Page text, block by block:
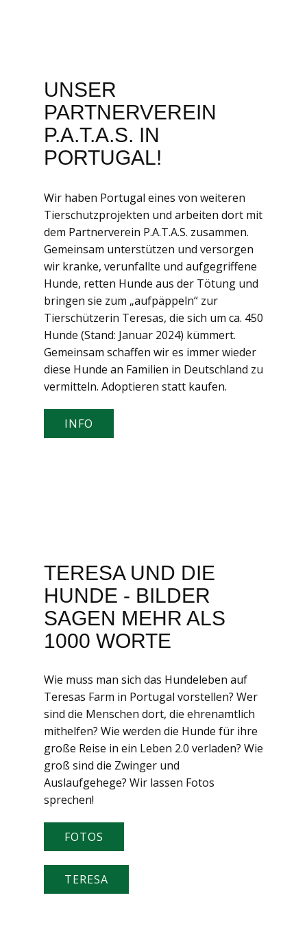
UNSER
PARTNERVEREIN
P.A.T.A.S. IN
PORTUGAL!
Wir haben Portugal eines von weiteren
Tierschutzprojekten und arbeiten dort mit
dem Partnerverein P.A.T.A.S. zusammen.
Gemeinsam unterstützen und versorgen
wir kranke, verunfallte und aufgegriffene
Hunde, retten Hunde aus der Tötung und
bringen sie zum „aufpäppeln“ zur
Tierschützerin Teresas, die sich um ca. 450
Hunde (Stand: Januar 2024) kümmert.
Gemeinsam schaffen wir es immer wieder
diese Hunde an Familien in Deutschland zu
vermitteln. Adoptieren statt kaufen.
INFO
TERESA UND DIE
HUNDE - BILDER
SAGEN MEHR ALS
1000 WORTE
Wie muss man sich das Hundeleben auf
Teresas Farm in Portugal vorstellen? Wer
sind die Menschen dort, die ehrenamtlich
mithelfen? Wie werden die Hunde für ihre
große Reise in ein Leben 2.0 verladen? Wie
groß sind die Zwinger und
Auslaufgehege? Wir lassen Fotos
sprechen!
FOTOS
TERESA